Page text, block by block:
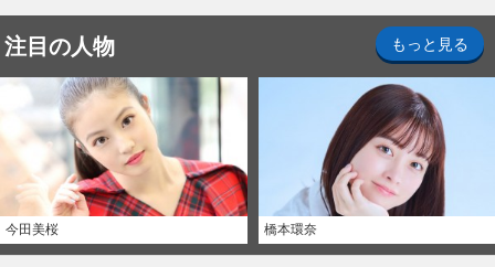
注目の人物 もっと見る
今田美桜 橋本環奈